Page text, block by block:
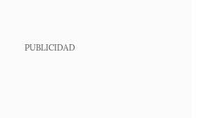
PUBLICIDAD